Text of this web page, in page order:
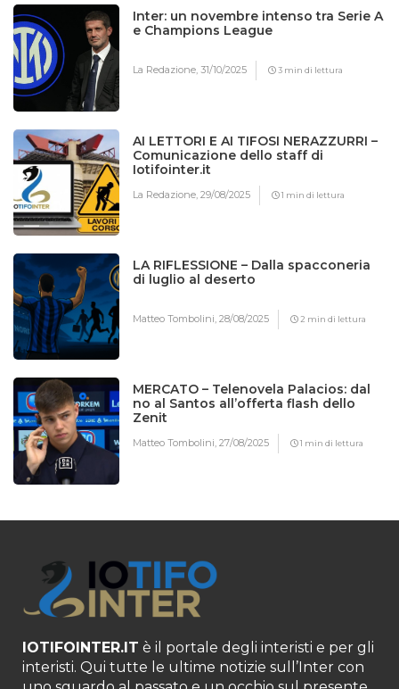
Inter: un novembre intenso tra Serie A
e Champions League
La Redazione,31/10/2025 3 min di lettura
AI LETTORI E AI TIFOSI NERAZZURRI –
Comunicazione dello staff di
Iotifointer.it
La Redazione,29/08/2025 1 min di lettura
LA RIFLESSIONE – Dalla spacconeria
di luglio al deserto
Matteo Tombolini,28/08/2025 2 min di lettura
MERCATO – Telenovela Palacios: dal
no al Santos all’offerta flash dello
Zenit
Matteo Tombolini,27/08/2025 1 min di lettura
IOTIFOINTER.IT è il portale degli interisti e per gli
interisti. Qui tutte le ultime notizie sull’Inter con